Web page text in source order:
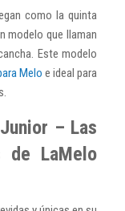
como la quinta
modelo que llaman
Este modelo
Melo e ideal para
– Las
de LaMelo